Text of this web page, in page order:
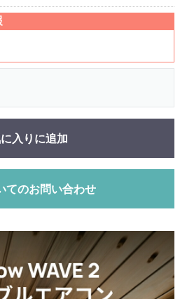
入りに追加
てのお問い合わせ